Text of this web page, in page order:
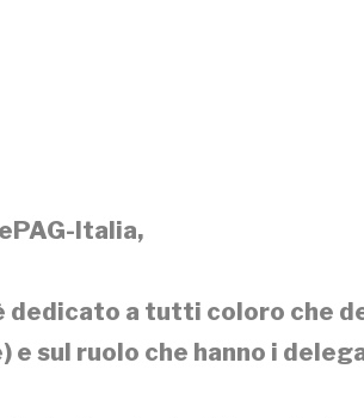
Italia,
dedicato a tutti coloro che
e sul ruolo che hanno i